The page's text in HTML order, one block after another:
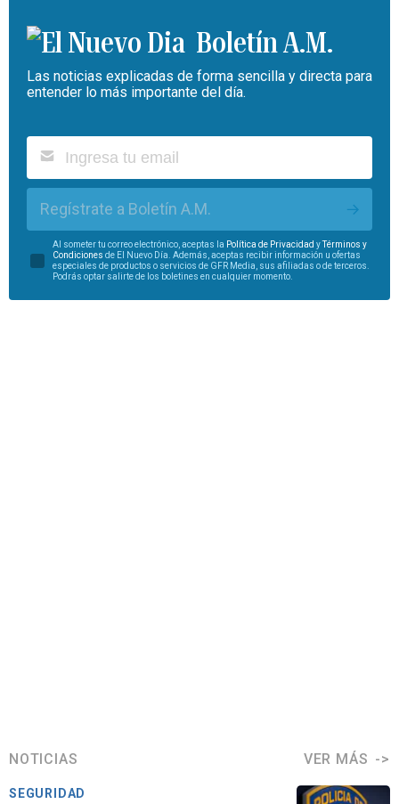
Boletín A.M.
Las noticias explicadas de forma sencilla y directa para
entender lo más importante del día.
Regístrate a Boletín A.M.
Al someter tu correo electrónico, aceptas la Política de Privacidad y
Términos y
Condiciones de El Nuevo Día. Además, aceptas recibir información u ofertas
especiales de productos o servicios de GFR Media, sus afiliadas o de terceros.
Podrás optar salirte de los boletines en cualquier momento.
NOTICIAS VER MÁS
SEGURIDAD